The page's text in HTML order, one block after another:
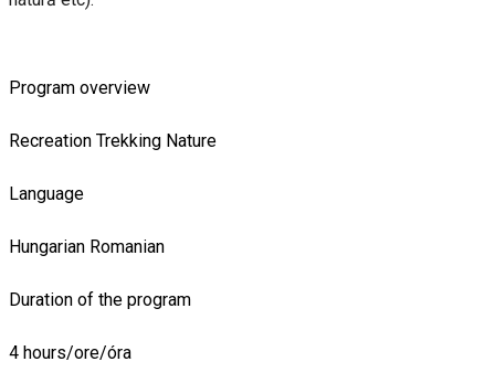
Program overview
Recreation Trekking Nature
Language
Hungarian Romanian
Duration of the program
4 hours/ore/óra